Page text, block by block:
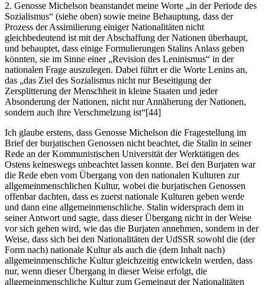
2. Genosse Michelson beanstandet meine Worte „in der Periode des
Sozialismus“ (siehe oben) sowie meine Behauptung, dass der
Prozess der Assimilierung einiger Nationalitäten nicht
gleichbedeutend ist mit der Abschaffung der Nationen überhaupt,
und behauptet, dass einige Formulierungen Stalins Anlass geben
könnten, sie im Sinne einer „Revision des Leninismus“ in der
nationalen Frage auszulegen. Dabei führt er die Worte Lenins an,
das „das Ziel des Sozialismus nicht nur Beseitigung der
Zersplitterung der Menschheit in kleine Staaten und jeder
Absonderung der Nationen, nicht nur Annäherung der Nationen,
sondern auch ihre Verschmelzung ist“[44]
Ich glaube erstens, dass Genosse Michelson die Fragestellung im
Brief der burjatischen Genossen nicht beachtet, die Stalin in seiner
Rede an der Kommunistischen Universität der Werktätigen des
Ostens keineswegs unbeachtet lassen konnte. Bei den Burjaten war
die Rede eben vom Übergang von den nationalen Kulturen zur
allgemeinmenschlichen Kultur, wobei die burjatischen Genossen
offenbar dachten, dass es zuerst nationale Kulturen geben werde
und dann eine allgemeinmenschliche. Stalin widersprach dem in
seiner Antwort und sagte, dass dieser Übergang nicht in der Weise
vor sich gehen wird, wie das die Burjaten annehmen, sondern in der
Weise, dass sich bei den Nationalitäten der UdSSR sowohl die (der
Form nach) nationale Kultur als auch die (dem Inhalt nach)
allgemeinmenschliche Kultur gleichzeitig entwickeln werden, dass
nur, wenn dieser Übergang in dieser Weise erfolgt, die
allgemeinmenschliche Kultur zum Gemeingut der Nationalitäten